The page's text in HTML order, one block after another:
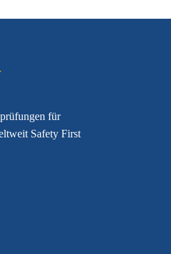
für
Safety First